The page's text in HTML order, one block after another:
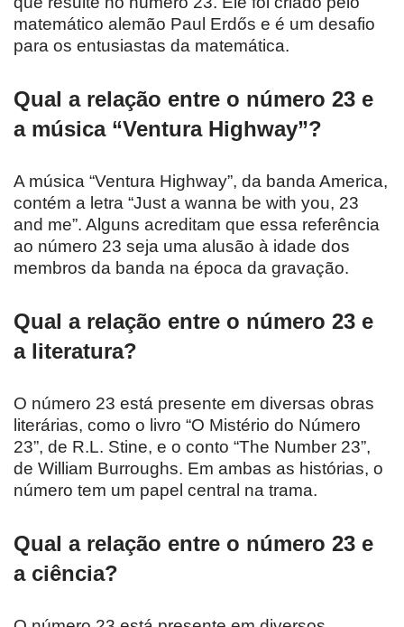
matemático alemão Paul Erdős e é um desafio
para os entusiastas da matemática.
Qual a relação entre o número 23 e
a música “Ventura Highway”?
A música “Ventura Highway”, da banda America,
contém a letra “Just a wanna be with you, 23
and me”. Alguns acreditam que essa referência
ao número 23 seja uma alusão à idade dos
membros da banda na época da gravação.
Qual a relação entre o número 23 e
a literatura?
O número 23 está presente em diversas obras
literárias, como o livro “O Mistério do Número
23”, de R.L. Stine, e o conto “The Number 23”,
de William Burroughs. Em ambas as histórias, o
número tem um papel central na trama.
Qual a relação entre o número 23 e
a ciência?